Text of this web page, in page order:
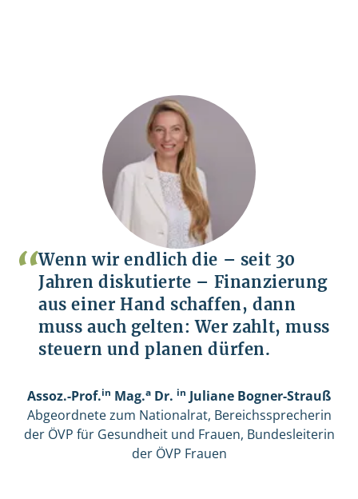
Wenn wir endlich die – seit 30
Jahren diskutierte – Finanzierung
aus einer Hand schaffen, dann
muss auch gelten: Wer zahlt, muss
steuern und planen dürfen.
Assoz.-Prof.in Mag.a Dr. in Juliane Bogner-Strauß
Abgeordnete zum Nationalrat, Bereichssprecherin
der ÖVP für Gesundheit und Frauen, Bundesleiterin
der ÖVP Frauen